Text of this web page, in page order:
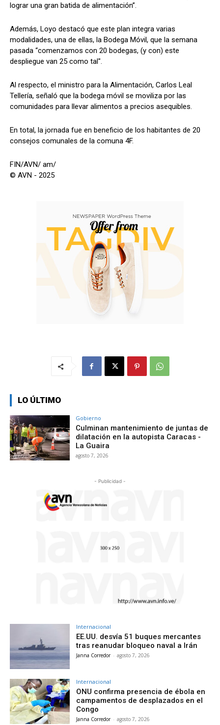
lograr una gran batida de alimentación”.
Además, Loyo destacó que este plan integra varias
modalidades, una de ellas, la Bodega Móvil, que la semana
pasada “comenzamos con 20 bodegas, (y con) este
despliegue van 25 como tal".
Al respecto, el ministro para la Alimentación, Carlos Leal
Tellería, señaló que la bodega móvil se moviliza por las
comunidades para llevar alimentos a precios asequibles.
En total, la jornada fue en beneficio de los habitantes de 20
consejos comunales de la comuna 4F.
FIN/AVN/ am/
© AVN - 2025
LO ÚLTIMO
Gobierno
Culminan mantenimiento de juntas de
dilatación en la autopista Caracas -
La Guaira
agosto 7, 2026
- Publicidad -
Internacional
EE.UU. desvía 51 buques mercantes
tras reanudar bloqueo naval a Irán
Janna Corredor - agosto 7, 2026
Internacional
ONU confirma presencia de ébola en
campamentos de desplazados en el
Congo
Janna Corredor - agosto 7, 2026